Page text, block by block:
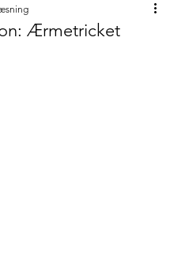
Ærmetricket